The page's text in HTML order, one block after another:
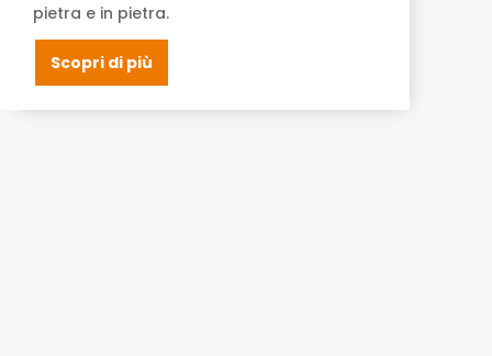
pietra e in pietra.
Scopri di più